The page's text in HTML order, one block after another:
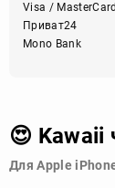
Visa / MasterCard
Приват24
Mono Bank
😍 Kawaii
Для Apple